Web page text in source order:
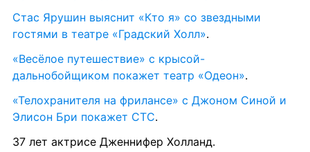
Стас Ярушин выяснит «Кто я» со звездными
гостями в театре «Градский Холл».
«Весёлое путешествие» с крысой-
дальнобойщиком покажет театр «Одеон».
«Телохранителя на фрилансе» с Джоном Синой и
Элисон Бри покажет СТС.
37 лет актрисе Дженнифер Холланд.